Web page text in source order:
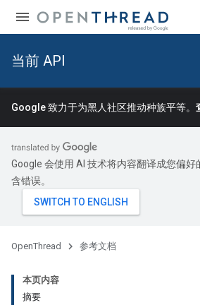
当前 API
Google 致力于为黑人社区推动种族平等。
Google 会使用 AI 技术将内容翻译成您偏
含错误。
OpenThread 参考文档
本页内容
摘要